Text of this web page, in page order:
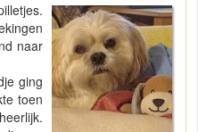
naar
ging
toen